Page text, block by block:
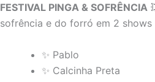
FESTIVAL PINGA & SOFRÊNCIA
sofrência e do forró em 2 shows
✨ Pablo
✨ Calcinha Preta